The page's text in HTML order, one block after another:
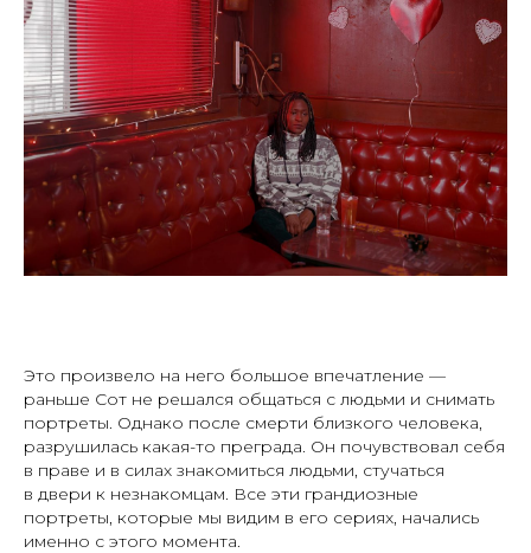
Это произвело на него большое впечатление —
раньше Сот не решался общаться с людьми и снимать
портреты. Однако после смерти близкого человека,
разрушилась какая-то преграда. Он почувствовал себя
в праве и в силах знакомиться людьми, стучаться
в двери к незнакомцам. Все эти грандиозные
портреты, которые мы видим в его сериях, начались
именно с этого момента.